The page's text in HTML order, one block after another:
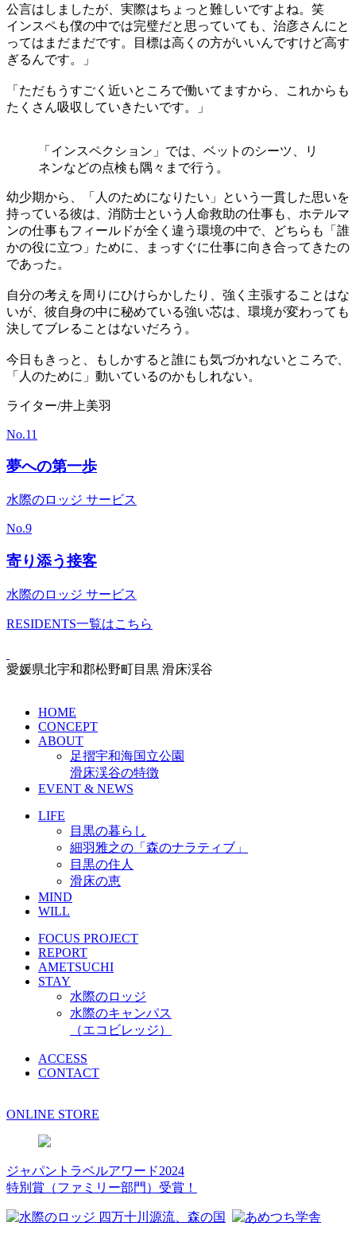
公言はしましたが、実際はちょっと難しいですよね。笑
インスペも僕の中では完璧だと思っていても、治彦さんにと
ってはまだまだです。目標は高くの方がいいんですけど高す
ぎるんです。」
「ただもうすごく近いところで働いてますから、これからも
たくさん吸収していきたいです。」
「インスペクション」では、ベットのシーツ、リ
ネンなどの点検も隅々まで行う。
幼少期から、「人のためになりたい」という一貫した思いを
持っている彼は、消防士という人命救助の仕事も、ホテルマ
ンの仕事もフィールドが全く違う環境の中で、どちらも「誰
かの役に立つ」ために、まっすぐに仕事に向き合ってきたの
であった。
自分の考えを周りにひけらかしたり、強く主張することはな
いが、彼自身の中に秘めている強い芯は、環境が変わっても
決してブレることはないだろう。
今日もきっと、もしかすると誰にも気づかれないところで、
「人のために」動いているのかもしれない。
ライター/井上美羽
No.11
夢への第一歩
水際のロッジ サービス
No.9
寄り添う接客
水際のロッジ サービス
RESIDENTS一覧はこちら
愛媛県北宇和郡松野町目黒 滑床渓谷
HOME
CONCEPT
ABOUT
足摺宇和海国立公園
滑床渓谷の特徴
EVENT & NEWS
LIFE
目黒の暮らし
細羽雅之の「森のナラティブ」
目黒の住人
滑床の恵
MIND
WILL
FOCUS PROJECT
REPORT
AMETSUCHI
STAY
水際のロッジ
水際のキャンパス
（エコビレッジ）
ACCESS
CONTACT
ONLINE STORE
ジャパントラベルアワード2024
特別賞（ファミリー部門）受賞！